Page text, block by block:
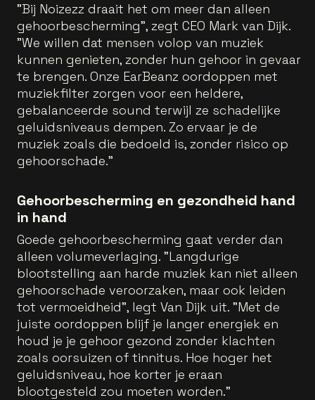
"Bij Noizezz draait het om meer dan alleen
gehoorbescherming", zegt CEO Mark van Dijk.
"We willen dat mensen volop van muziek
kunnen genieten, zonder hun gehoor in gevaar
te brengen. Onze EarBeanz oordoppen met
muziekfilter zorgen voor een heldere,
gebalanceerde sound terwijl ze schadelijke
geluidsniveaus dempen. Zo ervaar je de
muziek zoals die bedoeld is, zonder risico op
gehoorschade."
Gehoorbescherming en gezondheid hand
in hand
Goede gehoorbescherming gaat verder dan
alleen volumeverlaging. "Langdurige
blootstelling aan harde muziek kan niet alleen
gehoorschade veroorzaken, maar ook leiden
tot vermoeidheid", legt Van Dijk uit. "Met de
juiste oordoppen blijf je langer energiek en
houd je je gehoor gezond zonder klachten
zoals oorsuizen of tinnitus. Hoe hoger het
geluidsniveau, hoe korter je eraan
blootgesteld zou moeten worden."